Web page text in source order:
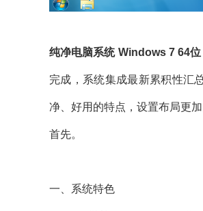
纯净电脑系统 Windows 7 64位
完成，系统集成最新累积性汇
净、好用的特点，设置布局更
首先。
一、系统特色